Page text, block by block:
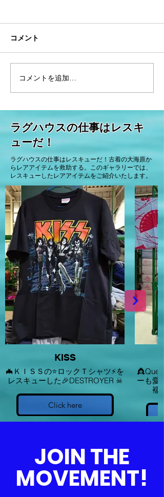
こんな物までリサイク
ル？下着に靴にぬいぐる
み！海外では意外な物が
リユースされています。
コメント
コメントを追加…
​ラグハウスの仕事はレスキ
ューだ！
ラグハウスの仕事はレスキューだ！古着の大海原か
らレアアイテムを救助する。このギャラリーでは、
レスキューしたレアアイテムをご紹介いたします。
KISS
🦇ＫＩＳＳの⭐ロックＴシャツ⚡を
レスキューした🎉DESTROYER ☠
Click here
ーも愛
襦
JOIN THE
MOVEMENT!